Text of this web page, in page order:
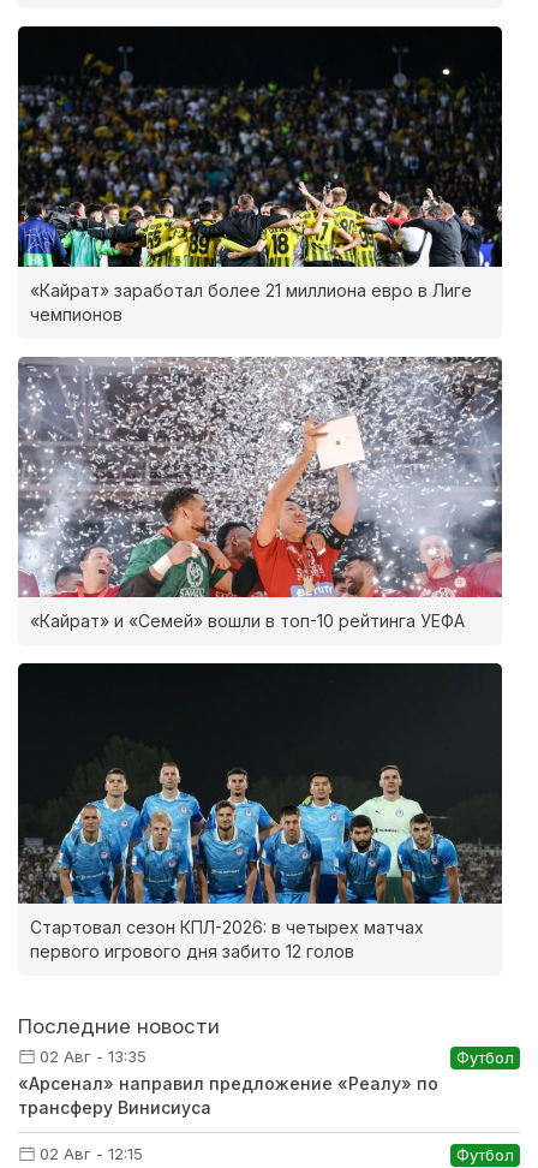
«Кайрат» заработал более 21 миллиона евро в Лиге
чемпионов
«Кайрат» и «Семей» вошли в топ-10 рейтинга УЕФА
Стартовал сезон КПЛ-2026: в четырех матчах
первого игрового дня забито 12 голов
Последние новости
02 Авг - 13:35 Футбол
«Арсенал» направил предложение «Реалу» по
трансферу Винисиуса
02 Авг - 12:15 Футбол